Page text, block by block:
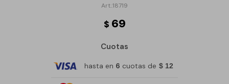
18719
$ 69
Cuotas
hasta en 6 cuotas de $ 12